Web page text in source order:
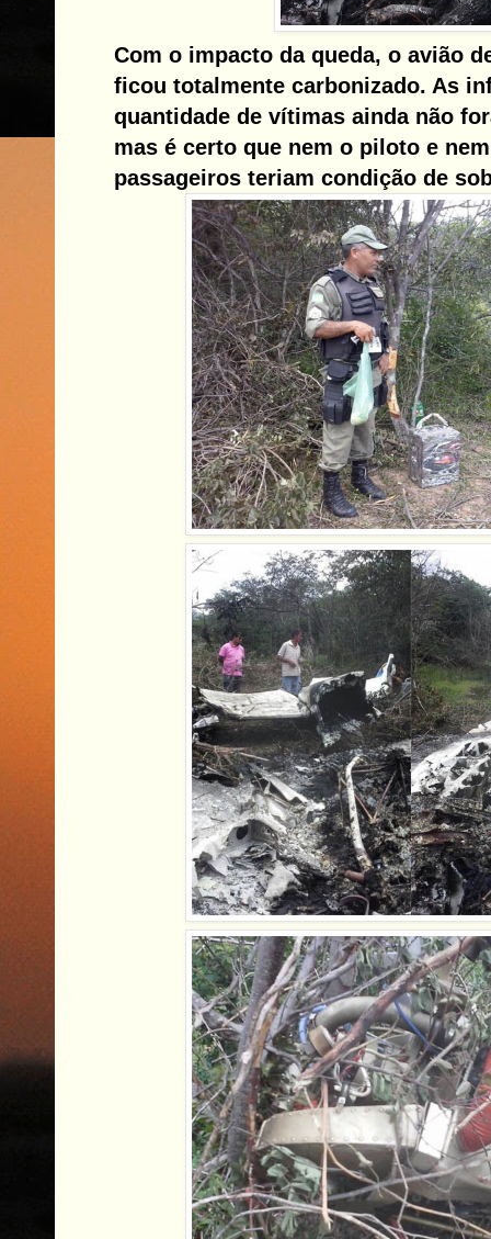
Com o impacto da queda, o avião
ficou totalmente carbonizado. As
quantidade de vítimas ainda não
mas é certo que nem o piloto e
passageiros teriam condição de